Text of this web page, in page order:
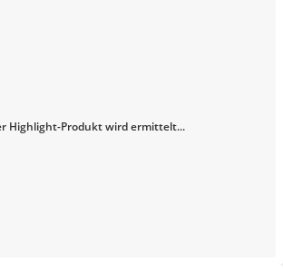
Highlight-Produkt wird ermittelt...